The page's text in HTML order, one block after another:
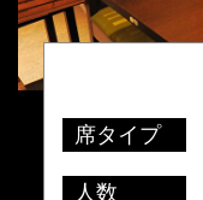
席タイプ
人数